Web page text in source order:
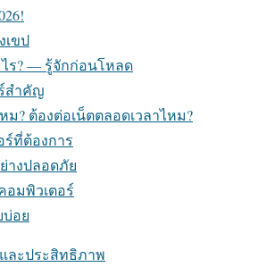
เขป
ไร? — รู้จักก่อนโหลด
สำคัญ
ม? ต้องต่อเน็ตตลอดเวลาไหม?
ร์ที่ต้องการ
างปลอดภัย
มพิวเตอร์
อย
ละประสิทธิภาพ